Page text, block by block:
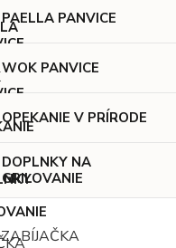
PAELLA PANVICE
WOK PANVICE
OPEKANIE V PRÍRODE
DOPLNKY NA
GRILOVANIE
ZABÍJAČKA